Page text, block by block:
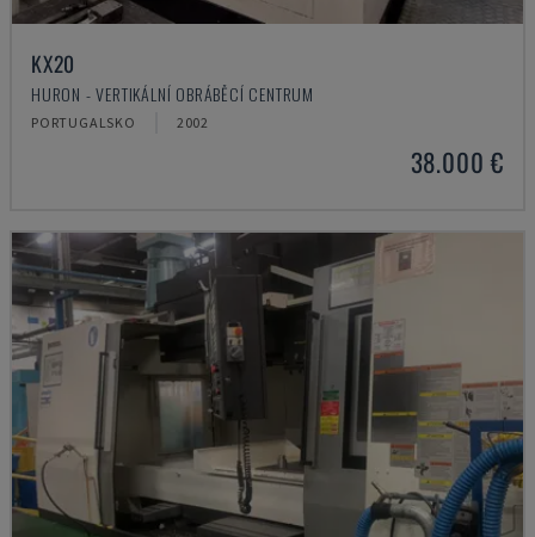
KX20
HURON - VERTIKÁLNÍ OBRÁBĚCÍ CENTRUM
PORTUGALSKO 2002
38.000 €